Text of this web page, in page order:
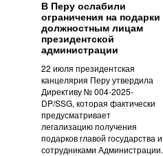
В Перу ослабили
ограничения на подарки
должностным лицам
президентской
администрации
22 июля президентская
канцелярия Перу утвердила
Директиву № 004-2025-
DP/SSG, которая фактически
предусматривает
легализацию получения
подарков главой государства и
сотрудниками Администрации.